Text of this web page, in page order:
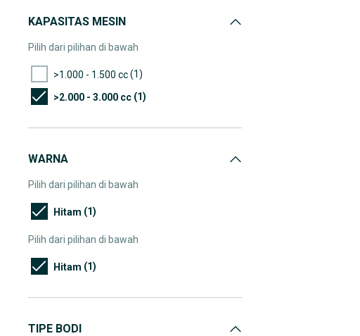
KAPASITAS MESIN
Pilih dari pilihan di bawah
>1.000 - 1.500 cc(1)
>2.000 - 3.000 cc (1)
WARNA
Pilih dari pilihan di bawah
Hitam (1)
Pilih dari pilihan di bawah
Hitam (1)
TIPE BODI